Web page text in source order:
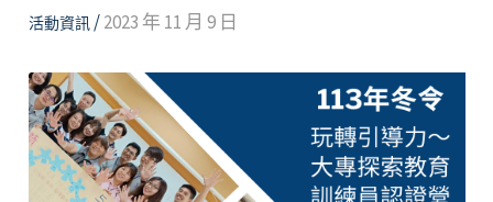
活動資訊/2023 年 11 月 9 日